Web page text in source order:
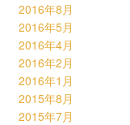
2016年8月
2016年5月
2016年4月
2016年2月
2016年1月
2015年8月
2015年7月